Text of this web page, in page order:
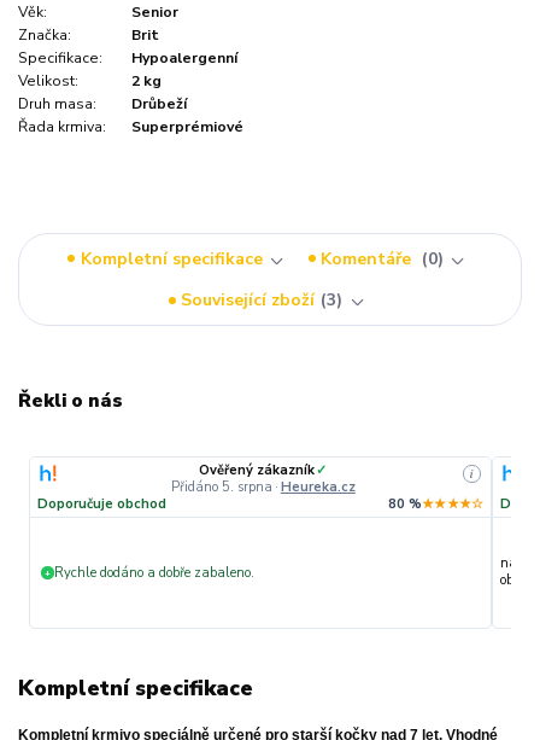
Věk:
Senior
Značka:
Brit
Specifikace:
Hypoalergenní
Velikost:
2 kg
Druh masa:
Drůbeží
Řada krmiva:
Superprémiové
Kompletní specifikace Komentáře
0
Související zboží 3
Řekli o nás
Ověřený zákazník✓
Přidáno 5. srpna · Heureka.cz
i
Doporučuje obchod 80 %★★★★☆
+ Rychle dodáno a dobře zabaleno.
Kompletní specifikace
Kompletní krmivo speciálně určené pro starší kočky nad 7 let. Vhodné